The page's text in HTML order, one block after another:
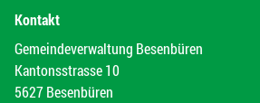
Kontakt
Gemeindeverwaltung Besenbüren
Kantonsstrasse 10
5627 Besenbüren